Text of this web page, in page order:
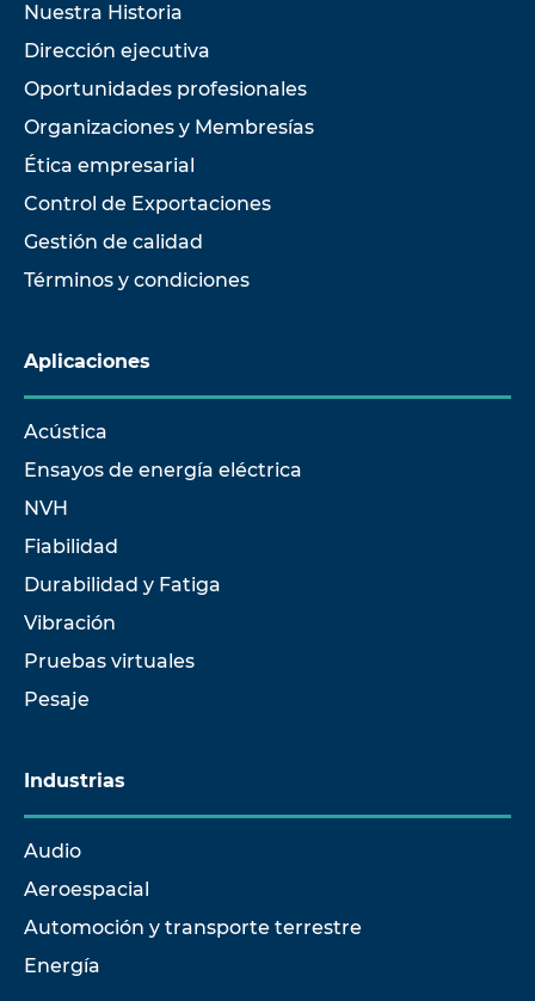
Nuestra Historia
Dirección ejecutiva
Oportunidades profesionales
Organizaciones y Membresías
Ética empresarial
Control de Exportaciones
Gestión de calidad
Términos y condiciones
Aplicaciones
Acústica
Ensayos de energía eléctrica
NVH
Fiabilidad
Durabilidad y Fatiga
Vibración
Pruebas virtuales
Pesaje
Industrias
Audio
Aeroespacial
Automoción y transporte terrestre
Energía